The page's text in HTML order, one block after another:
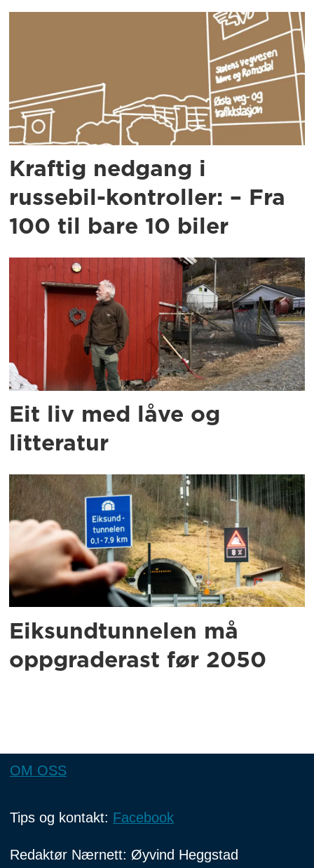
Kraftig nedgang i
russebil-kontroller: – Fra
100 til bare 10 biler
Eit liv med låve og
litteratur
Eiksundtunnelen må
oppgraderast før 2050
OM OSS
Tips og kontakt: Facebook
Redaktør Nærnett: Øyvind Heggstad